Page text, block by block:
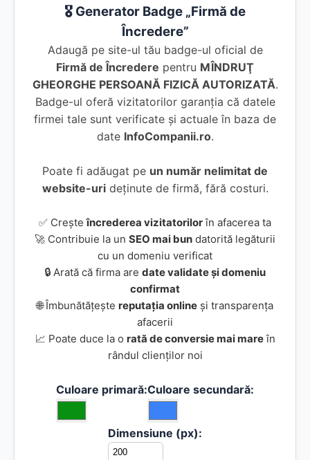
🎖️ Generator Badge „Firmă de
Încredere”
Adaugă pe site-ul tău badge-ul oficial de
Firmă de Încredere pentru MÎNDRUŢ
GHEORGHE PERSOANĂ FIZICĂ AUTORIZATĂ.
Badge-ul oferă vizitatorilor garanția că datele
firmei tale sunt verificate și actuale în baza de
date InfoCompanii.ro.
Poate fi adăugat pe un număr nelimitat de
website-urideținute de firmă, fără costuri.
✅ Creșteîncrederea vizitatorilorîn afacerea ta
🚀 Contribuie la un SEO mai bun datorită legăturii
cu un domeniu verificat
🔒 Arată că firma are date validate și domeniu
confirmat
🌐 Îmbunătățește reputația online și transparența
afacerii
📈 Poate duce la o rată de conversie mai mareîn
rândul clienților noi
Culoare primară:Culoare secundară:
Dimensiune (px):